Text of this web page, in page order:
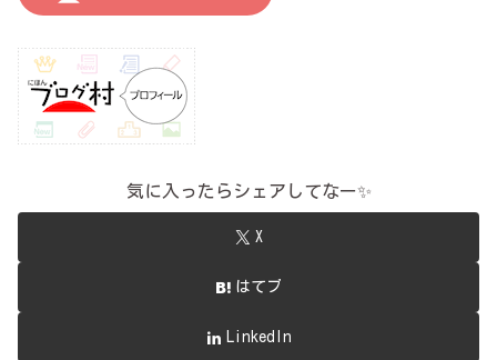
気に入ったらシェアしてなー✨
X
はてブ
LinkedIn